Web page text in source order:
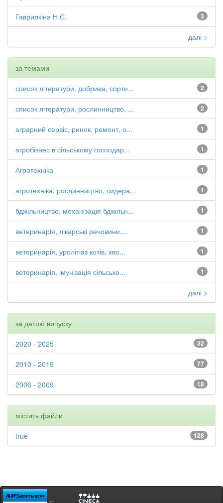
3
Гаврилкіна Н.С.
далі >
за темами
2
список літератури, добрива, сорти...
2
список літератури, рослинництво, ...
1
аграрний сервіс, ринок, ремонт, о...
1
агробізнес в сільському господар...
1
Агротехніка
1
агротехніка, рослинництво, сидера...
1
бджільництво, механізація бджільн...
1
ветеринарія, лікарські речовини,...
1
ветеринарія, уролітіаз котів, хво...
1
ветеринарія, імунізація сільсько...
далі >
за датою випуску
32
2020 - 2025
77
2010 - 2019
18
2006 - 2009
містить файли
128
true